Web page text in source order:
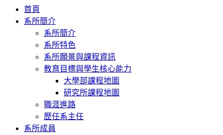
首頁
系所簡介
系所簡介
系所特色
系所願景與課程資訊
教育目標與學生核心能力
大學部課程地圖
研究所課程地圖
職涯進路
歷任系主任
系所成員